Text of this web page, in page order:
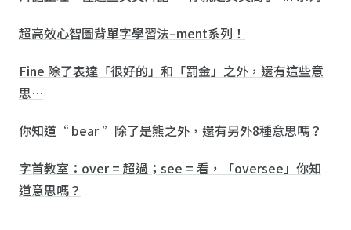
超高效心智圖背單字學習法–ment系列！
Fine 除了表達「很好的」和「罰金」之外，還有這些意
思…
你知道“ bear ”除了是熊之外，還有另外8種意思嗎？
字首教室：over = 超過；see = 看，「oversee」你知
道意思嗎？